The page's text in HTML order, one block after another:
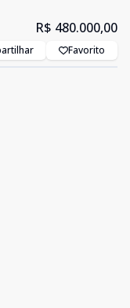
R$ 480.000,00
Favorito